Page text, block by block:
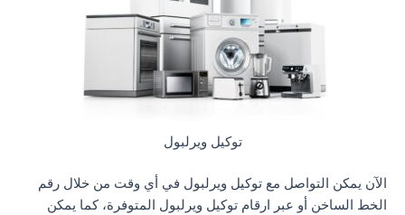
توكيل ويرلبول
الآن يمكن التواصل مع توكيل ويرلبول في أي وقت من خلال رقم
الخط الساخن أو عبر ارقام توكيل ويرلبول المتوفرة، كما يمكن